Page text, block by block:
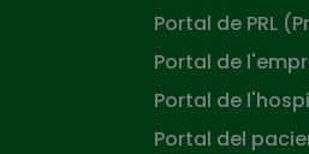
Portal de PRL
Portal de
Portal de
Portal del